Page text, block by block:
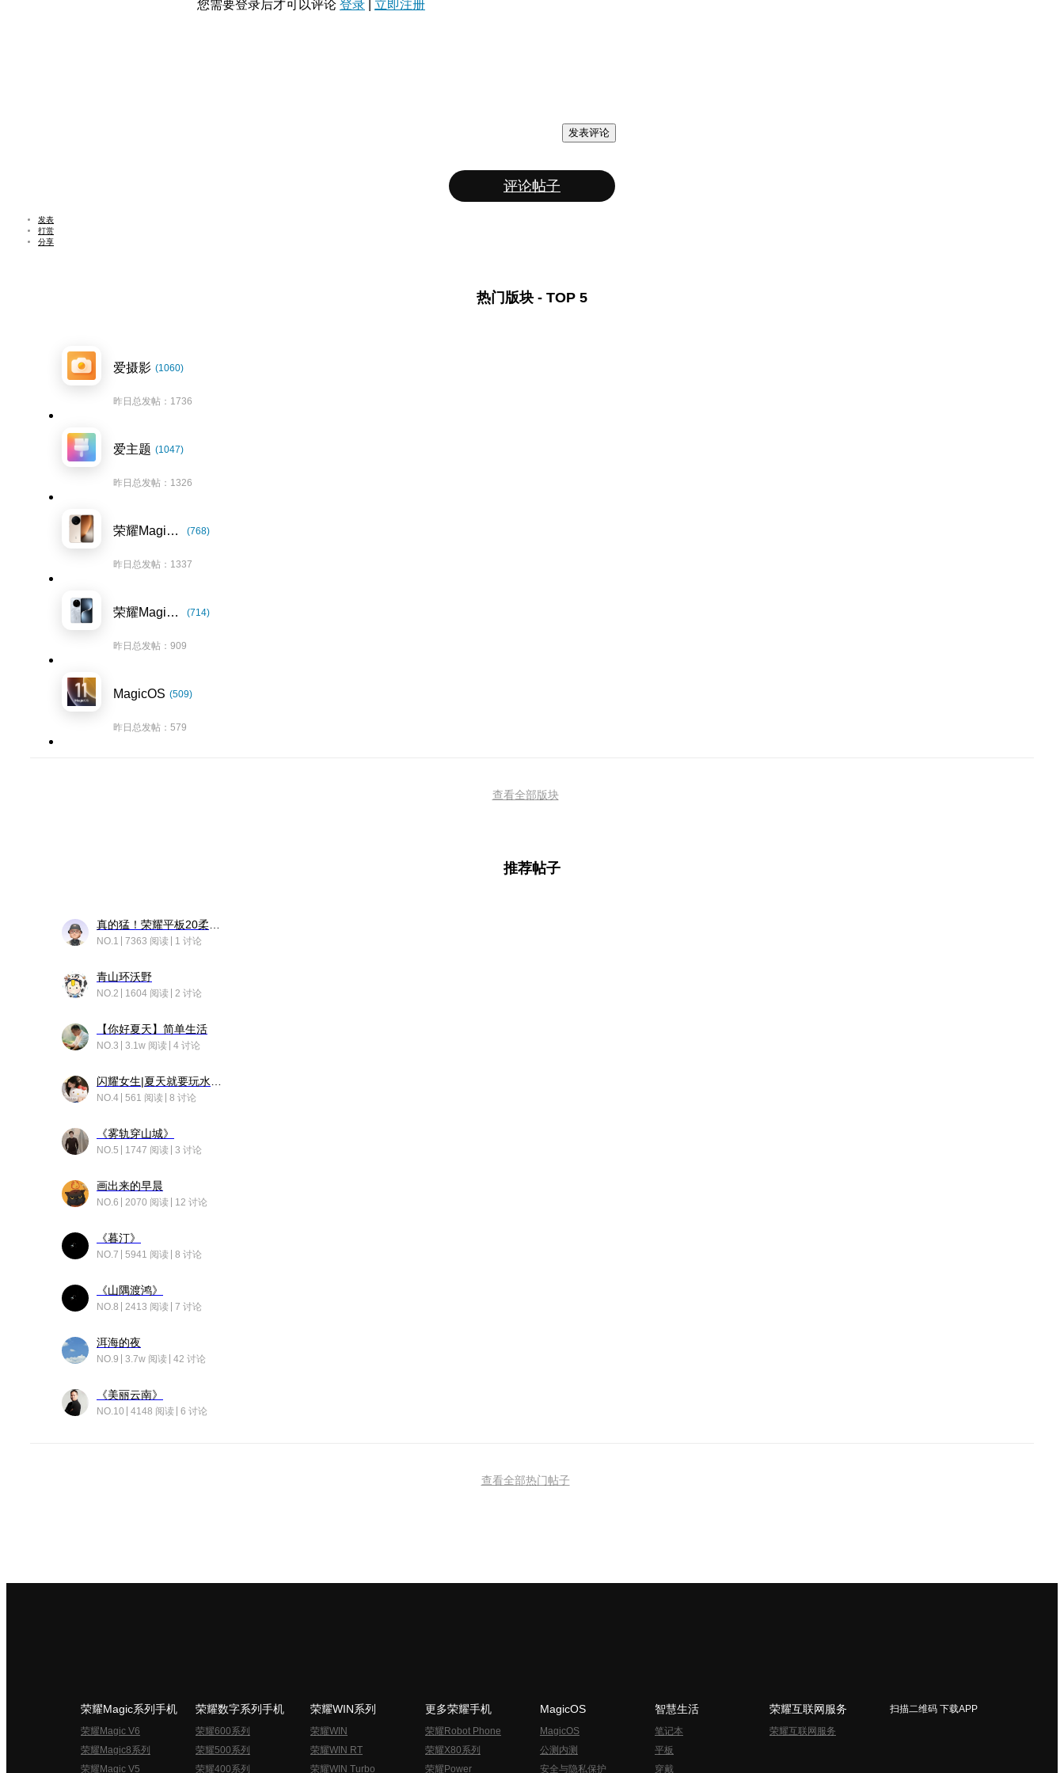
您需要登录后才可以评论 登录 立即注册
发表评论
评论帖子
发表
打赏
分享
热门版块 - TOP 5
爱摄影 (1060)
昨日总发帖：1736
爱主题 (1047)
昨日总发帖：1326
荣耀Magic8系列 (768)
昨日总发帖：1337
荣耀Magic7系列 (714)
昨日总发帖：909
MagicOS (509)
昨日总发帖：579
查看全部版块
推荐帖子
NO.1 7363 阅读 1 讨论
青山环沃野
NO.2 1604 阅读 2 讨论
【你好夏天】简单生活
NO.3 3.1w 阅读 4 讨论
NO.4 561 阅读 8 讨论
《雾轨穿山城》
NO.5 1747 阅读 3 讨论
画出来的早晨
NO.6 2070 阅读 12 讨论
《暮汀》
NO.7 5941 阅读 8 讨论
《山隅渡鸿》
NO.8 2413 阅读 7 讨论
洱海的夜
NO.9 3.7w 阅读 42 讨论
《美丽云南》
NO.10 4148 阅读 6 讨论
查看全部热门帖子
荣耀Magic系列手机
荣耀Magic V6
荣耀Magic8系列
荣耀Magic V5
荣耀数字系列手机
荣耀600系列
荣耀500系列
荣耀400系列
荣耀WIN系列
荣耀WIN
荣耀WIN RT
荣耀WIN Turbo
更多荣耀手机
荣耀Robot Phone
荣耀X80系列
荣耀Power
MagicOS
MagicOS
公测内测
安全与隐私保护
智慧生活
笔记本
平板
穿戴
荣耀互联网服务
荣耀互联网服务
扫描二维码 下载APP